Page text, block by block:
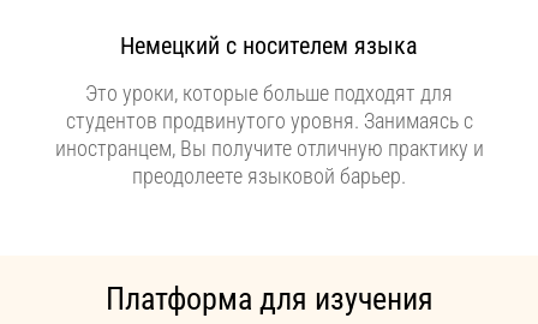
Немецкий с носителем языка
Это уроки, которые больше подходят для
студентов продвинутого уровня. Занимаясь с
иностранцем, Вы получите отличную практику и
преодолеете языковой барьер.
Платформа для изучения